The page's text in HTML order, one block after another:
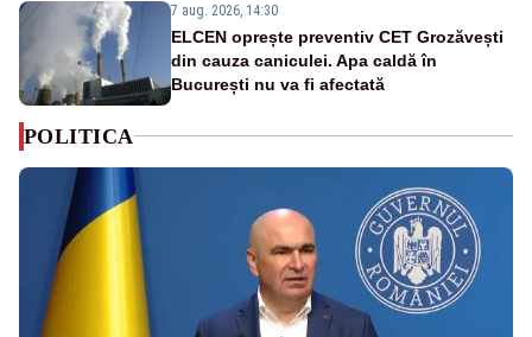
7 aug. 2026, 14:30
ELCEN oprește preventiv CET Grozăvești
din cauza caniculei. Apa caldă în
București nu va fi afectată
POLITICA